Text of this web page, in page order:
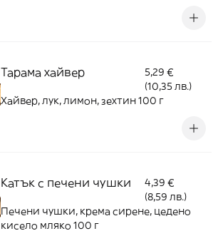
Тарама хайвер
5,29 €
(10,35 лв.)
Хайвер, лук, лимон, зехтин 100 г
Катък с печени чушки
4,39 €
(8,59 лв.)
Печени чушки, крема сирене, цедено
кисело мляко 100 г